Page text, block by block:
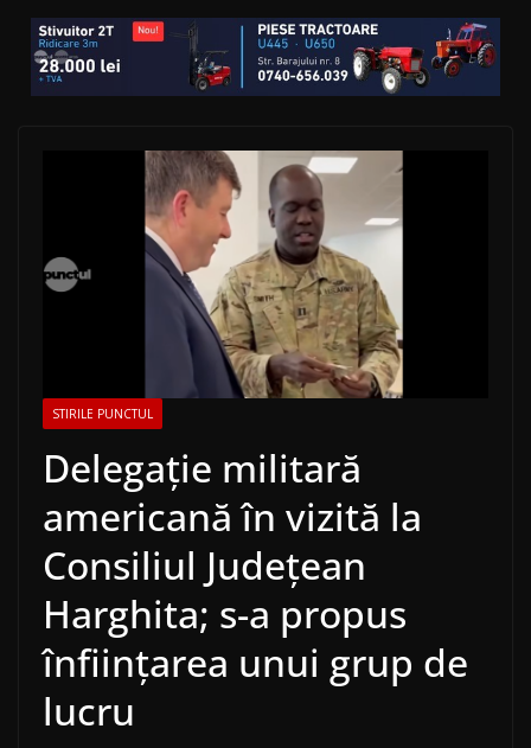
STIRILE PUNCTUL
Delegaţie militară
americană în vizită la
Consiliul Judeţean
Harghita; s-a propus
înfiinţarea unui grup de
lucru